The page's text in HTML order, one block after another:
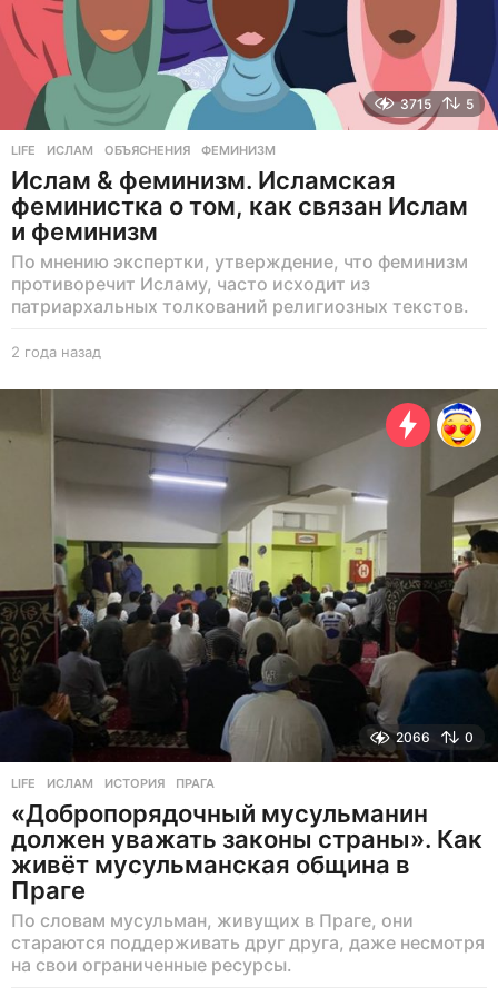
3715 5
LIFE ИСЛАМ ,ОБЪЯСНЕНИЯ ,ФЕМИНИЗМ
Ислам & феминизм. Исламская
феминистка о том, как связан Ислам
и феминизм
По мнению экспертки, утверждение, что феминизм
противоречит Исламу, часто исходит из
патриархальных толкований религиозных текстов.
2 года назад
о
з
д
2066 0
LIFE ИСЛАМ ,ИСТОРИЯ ,ПРАГА
«Добропорядочный мусульманин
должен уважать законы страны». Как
живёт мусульманская община в
Праге
По словам мусульман, живущих в Праге, они
стараются поддерживать друг друга, даже несмотря
на свои ограниченные ресурсы.